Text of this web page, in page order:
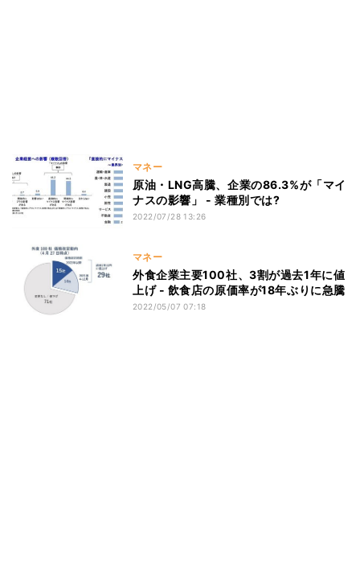
マネー
原油・LNG高騰、企業の86.3%が「マイ
ナスの影響」 - 業種別では?
2022/07/28 13:26
マネー
外食企業主要100社、3割が過去1年に値
上げ - 飲食店の原価率が18年ぶりに急騰
2022/05/07 07:18